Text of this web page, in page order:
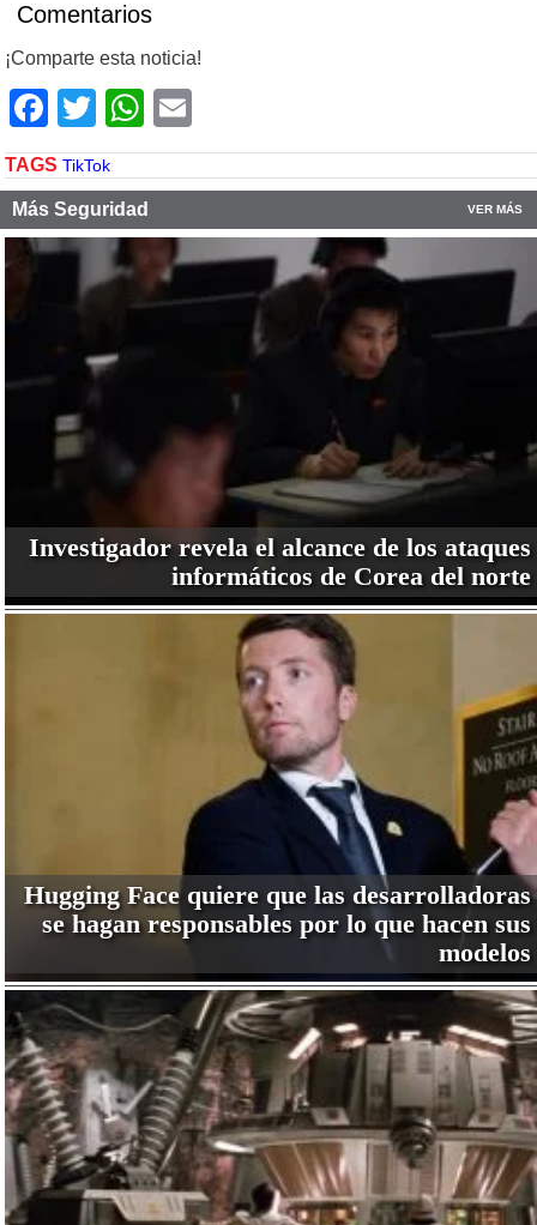
Comentarios
¡Comparte esta noticia!
Facebook
TwitterWhatsApp
TAGS TikTok
Más Seguridad VER MÁS
Investigador revela el alcance de los ataques
informáticos de Corea del norte
Hugging Face quiere que las desarrolladoras
se hagan responsables por lo que hacen sus
modelos